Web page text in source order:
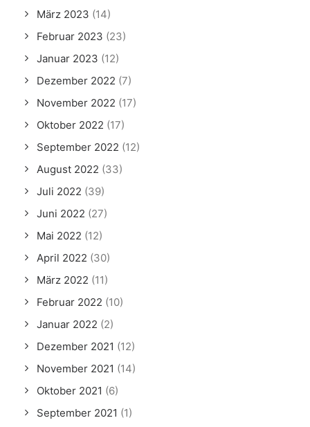
März 2023 (14)
Februar 2023 (23)
Januar 2023 (12)
Dezember 2022 (7)
November 2022 (17)
Oktober 2022 (17)
September 2022 (12)
August 2022 (33)
Juli 2022 (39)
Juni 2022 (27)
Mai 2022 (12)
April 2022 (30)
März 2022 (11)
Februar 2022 (10)
Januar 2022 (2)
Dezember 2021 (12)
November 2021 (14)
Oktober 2021 (6)
September 2021 (1)